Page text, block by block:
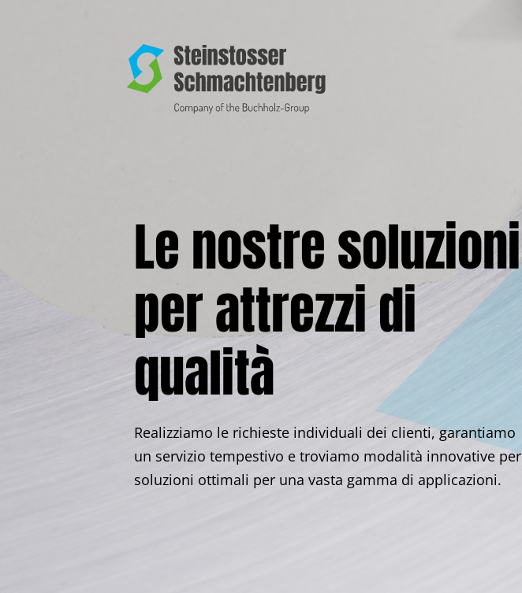
Le nostre soluzioni
per attrezzi di
qualità
Realizziamo le richieste individuali dei clienti, garantiamo
un servizio tempestivo e troviamo modalità innovative per
soluzioni ottimali per una vasta gamma di applicazioni.